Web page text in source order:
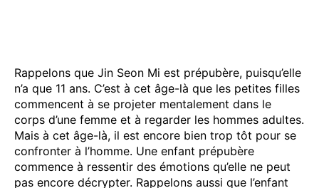
Rappelons que Jin Seon Mi est prépubère, puisqu’elle
n’a que 11 ans. C’est à cet âge-là que les petites filles
commencent à se projeter mentalement dans le
corps d’une femme et à regarder les hommes adultes.
Mais à cet âge-là, il est encore bien trop tôt pour se
confronter à l’homme. Une enfant prépubère
commence à ressentir des émotions qu’elle ne peut
pas encore décrypter. Rappelons aussi que l’enfant